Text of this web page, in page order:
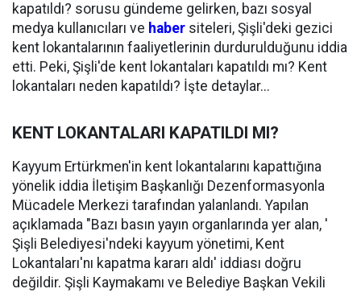
kapatıldı? sorusu gündeme gelirken, bazı sosyal
medya kullanıcıları ve haber siteleri, Şişli'deki gezici
kent lokantalarının faaliyetlerinin durdurulduğunu iddia
etti. Peki, Şişli'de kent lokantaları kapatıldı mı? Kent
lokantaları neden kapatıldı? İşte detaylar...
KENT LOKANTALARI KAPATILDI MI?
Kayyum Ertürkmen'in kent lokantalarını kapattığına
yönelik iddia İletişim Başkanlığı Dezenformasyonla
Mücadele Merkezi tarafından yalanlandı. Yapılan
açıklamada "Bazı basın yayın organlarında yer alan, '
Şişli Belediyesi'ndeki kayyum yönetimi, Kent
Lokantaları'nı kapatma kararı aldı' iddiası doğru
değildir. Şişli Kaymakamı ve Belediye Başkan Vekili